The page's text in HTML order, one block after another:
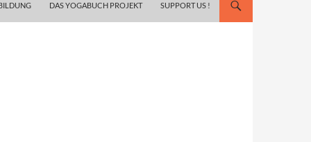
DAS YOGABUCH PROJEKT SUPPORT US !